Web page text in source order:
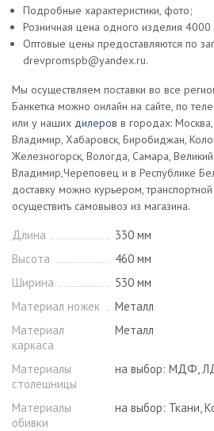
Длина
330 мм
Высота
460 мм
Ширина
530 мм
Материал ножек
Металл
Материал
каркаса
Металл
Материалы
столешницы
на выбор: МДФ,
Материалы
обивки
на выбор: Ткани,
Подробные характеристики, фото;
Розничная цена одного изделия 4000
Оптовые цены предоставляются по
drevpromspb@yandex.ru.
Мы осуществляем поставки во все
Банкетка можно онлайн на сайте, по
или у наших дилеров в городах:
Владимир, Хабаровск, Биробиджан,
Железногорск, Вологда, Самара,
Владимир,Череповец и в Республике
доставку можно курьером,
осуществить самовывоз из магазина.